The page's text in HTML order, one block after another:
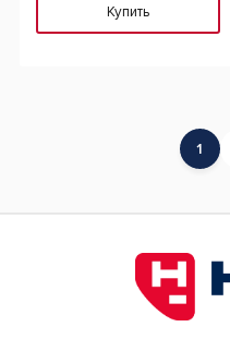
Купить
1